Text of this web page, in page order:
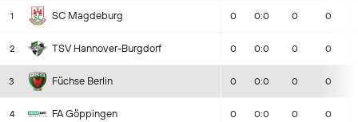
1 SC Magdeburg 0 0:0 0 0
2 TSV Hannover-Burgdorf 0 0:0 0 0
3 Füchse Berlin 0 0:0 0 0
4 FA Göppingen 0 0:0 0 0